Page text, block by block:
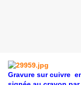
Gravure sur cuivre